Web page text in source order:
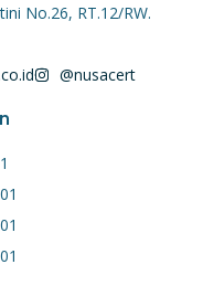
No.26, RT.12/RW.
@nusacert